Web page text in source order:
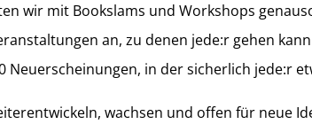
wir mit Bookslams und Workshops
an, zu denen jede:r gehen
Neuerscheinungen, in der sicherlich jede:r
wachsen und offen für neue